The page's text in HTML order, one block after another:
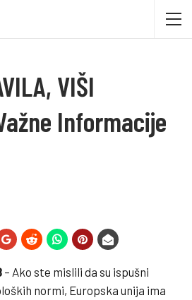
VIŠI
Informacije
– Ako ste mislili da su ispušni
normi, Europska unija ima